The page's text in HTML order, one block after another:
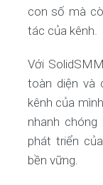
con số mà
tác của kênh.
Với
toàn diện và
kênh của
nhanh
phát triển
bền vững.